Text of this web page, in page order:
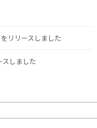
リリースしました
スしました